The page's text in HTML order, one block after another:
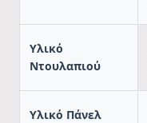
Υλικό
Ντουλαπιού
Υλικό Πάνελ